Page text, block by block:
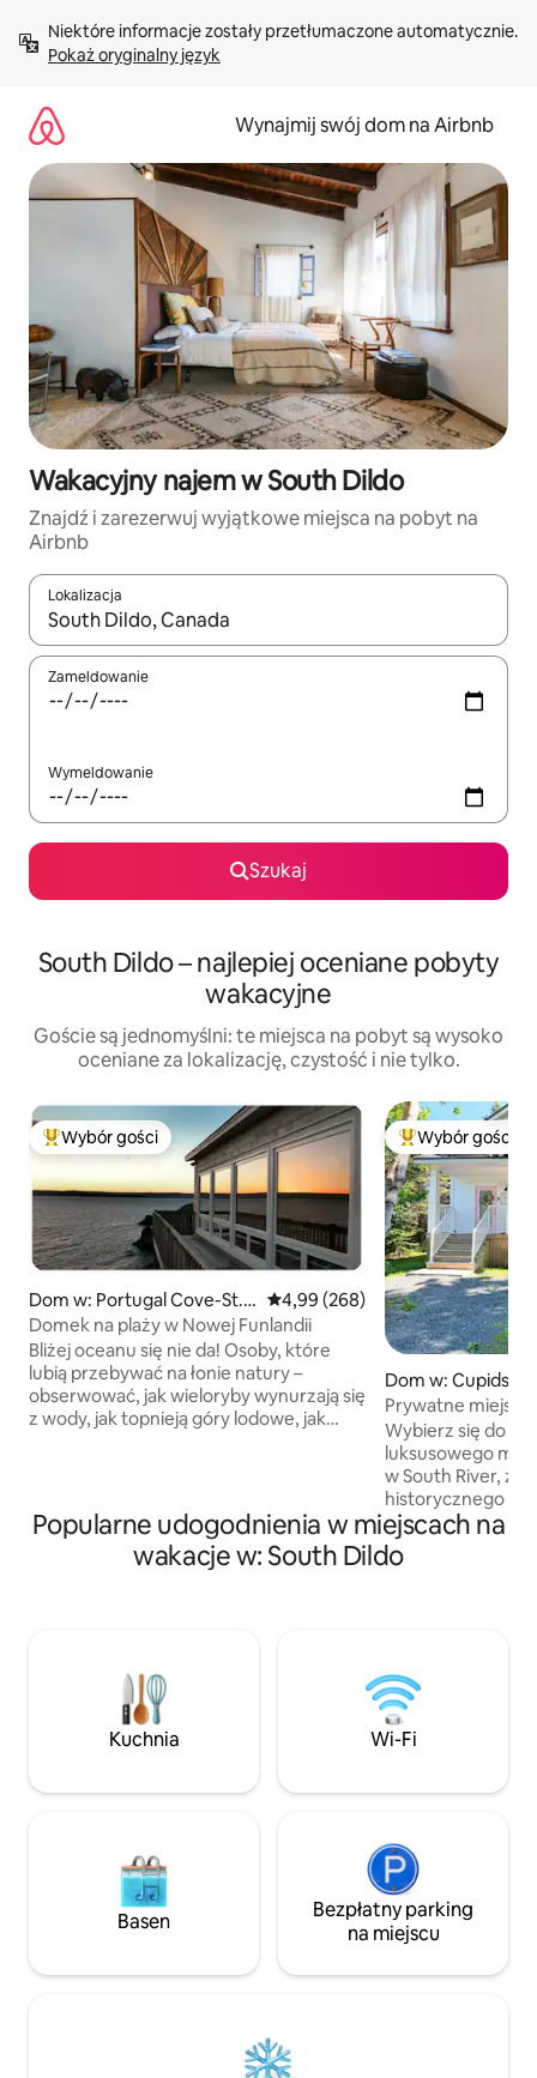
treści Pokaż oryginalny język
Wynajmij swój dom na Airbnb
Wakacyjny najem w South Dildo
Znajdź i zarezerwuj wyjątkowe miejsca na pobyt na
Airbnb
Lokalizacja
Gdy wyniki będą dostępne, możesz poruszać się po nich za
Zameldowanie
Wymeldowanie
Szukaj
South Dildo – najlepiej oceniane pobyty
wakacyjne
Goście są jednomyślni: te miejsca na pobyt są wysoko
oceniane za lokalizację, czystość i nie tylko.
Najpopularniejsze z kategorii Wybór gości
Wybór gości
Dom w: Portugal Cove-St. P
hilip's
Średnia ocena: 4,99 na 5, liczba
4,99 (268)
Domek na plaży w Nowej Funlandii
Bliżej oceanu się nie da! Osoby, które
lubią przebywać na łonie natury –
obserwować, jak wieloryby wynurzają się
z wody, jak topnieją góry lodowe, jak
pływać kajakiem, nurkować i ogólnie
odkrywać świat, szczególnie docenią to
wyjątkowe miejsce i wrażenia, jakie
niesamowite widoki.(W domu jest też
świetne Wi-Fi dla osób pracujących
Wybór gości
Dom w: Cupids
Prywatne
Jacuzzi /
spaceru / Ocean
Wybierz się do
luksusowego
w South River,
historycznego
dom dla dwóch
dużej prywatnej
wysokimi
świeżym
spacerem do
Newfoundland
można kupić
i podziwiać
Popularne udogodnienia w miejscach na
wakacje w: South Dildo
Kuchnia Wi-Fi
Basen
Bezpłatny parking
na miejscu